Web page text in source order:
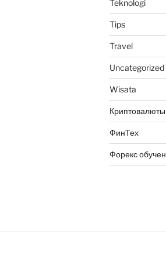
Teknologi
Tips
Travel
Uncategorized
Wisata
Криптовалюты
ФинТех
Форекс